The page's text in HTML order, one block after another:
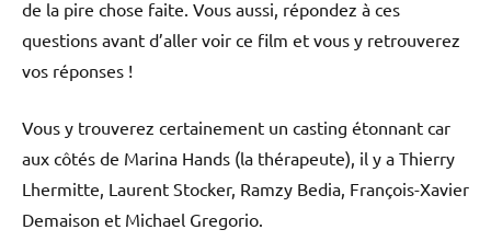
de la pire chose faite. Vous aussi, répondez à ces
questions avant d’aller voir ce film et vous y retrouverez
vos réponses !
Vous y trouverez certainement un casting étonnant car
aux côtés de Marina Hands (la thérapeute), il y a Thierry
Lhermitte, Laurent Stocker, Ramzy Bedia, François-Xavier
Demaison et Michael Gregorio.